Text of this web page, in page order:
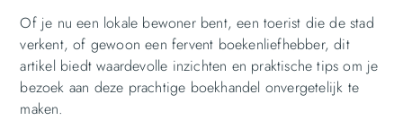
Of je nu een lokale bewoner bent, een toerist die de stad
verkent, of gewoon een fervent boekenliefhebber, dit
artikel biedt waardevolle inzichten en praktische tips om je
bezoek aan deze prachtige boekhandel onvergetelijk te
maken.